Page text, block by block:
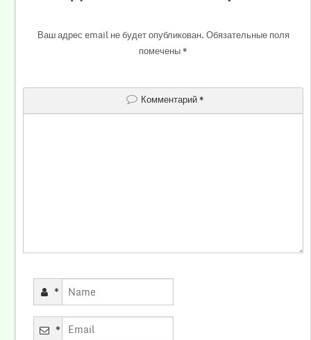
Ваш адрес email не будет опубликован.Обязательные поля
помечены*
Комментарий*
*
*